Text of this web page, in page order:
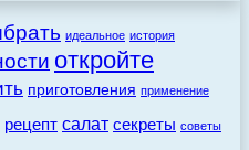
идеальное история
откройте
приготовления применение
рецепт салат секреты советы